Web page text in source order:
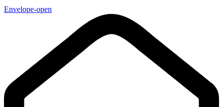
Envelope-open